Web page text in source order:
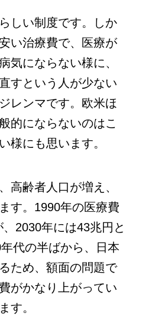
しい制度です。しか
い治療費で、医療が
気にならない様に、
すという人が少ない
レンマです。欧米ほ
的にならないのはこ
様にも思います。
高齢者人口が増え、
す。1990年の医療費
2030年には43兆円と
代の半ばから、日本
ため、額面の問題で
がかなり上がってい
す。